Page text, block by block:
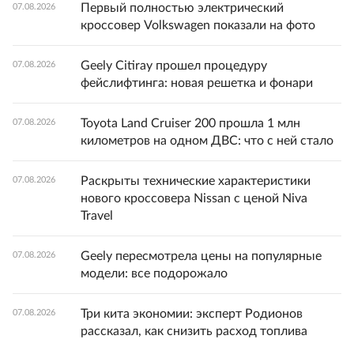
07.08.2026
Первый полностью электрический
кроссовер Volkswagen показали на фото
07.08.2026
Geely Citiray прошел процедуру
фейслифтинга: новая решетка и фонари
07.08.2026
Toyota Land Cruiser 200 прошла 1 млн
километров на одном ДВС: что с ней стало
07.08.2026
Раскрыты технические характеристики
нового кроссовера Nissan с ценой Niva
Travel
07.08.2026
Geely пересмотрела цены на популярные
модели: все подорожало
07.08.2026
Три кита экономии: эксперт Родионов
рассказал, как снизить расход топлива